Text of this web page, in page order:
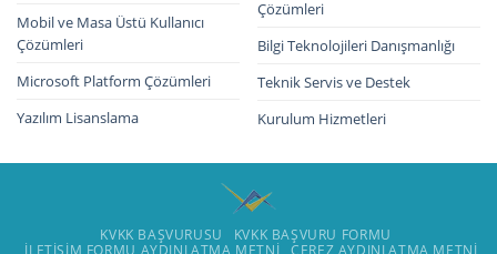
Mobil ve Masa Üstü Kullanıcı
Çözümleri
Microsoft Platform Çözümleri
Yazılım Lisanslama
Çözümleri
Bilgi Teknolojileri Danışmanlığı
Teknik Servis ve Destek
Kurulum Hizmetleri
KVKK BAŞVURUSU
KVKK BAŞVURU FORMU
İLETIŞIM FORMU AYDINLATMA METNI ÇEREZ AYDINLATMA METNI